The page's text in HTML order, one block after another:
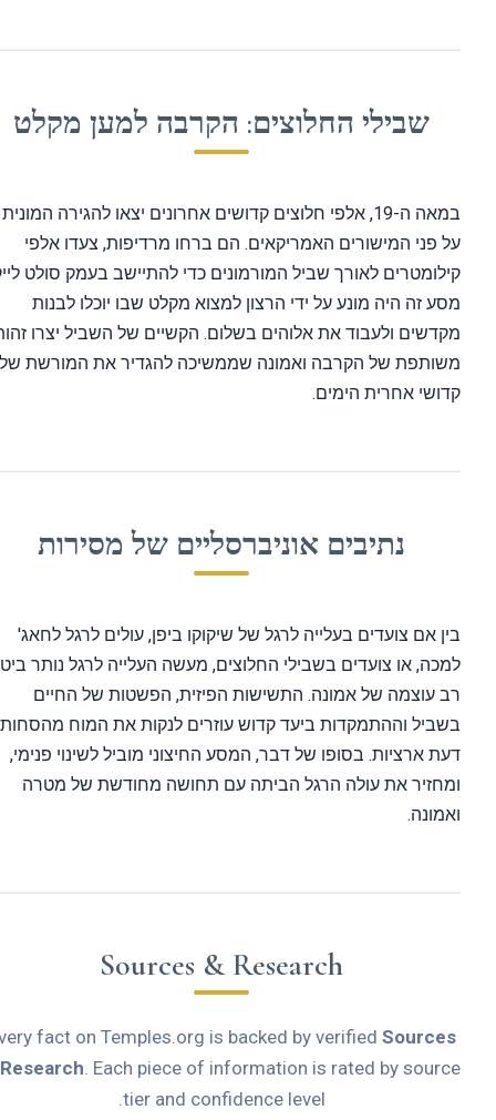
שבילי החלוצים: הקרבה למען מקלט
במאה ה-19, אלפי חלוצים קדושים אחרונים יצאו להגירה המונית
פני המישורים האמריקאים. הם ברחו מרדיפות, צעדו אלפי
לאורך שביל המורמונים כדי להתיישב בעמק סולט לייק.
זה היה מונע על ידי הרצון למצוא מקלט שבו יוכלו לבנות
ולעבוד את אלוהים בשלום. הקשיים של השביל יצרו זהות
של הקרבה ואמונה שממשיכה להגדיר את המורשת של
אחרית הימים.
נתיבים אוניברסליים של מסירות
אם צועדים בעלייה לרגל של שיקוקו ביפן, עולים לרגל לחאג'
או צועדים בשבילי החלוצים, מעשה העלייה לרגל נותר ביטוי
עוצמה של אמונה. התשישות הפיזית, הפשטות של החיים
וההתמקדות ביעד קדוש עוזרים לנקות את המוח מהסחות
ארציות. בסופו של דבר, המסע החיצוני מוביל לשינוי פנימי,
את עולה הרגל הביתה עם תחושה מחודשת של מטרה
Sources & Research
Every fact on Temples.org is backed by verified
& Research. Each piece of information is rated by
tier and confidence level.